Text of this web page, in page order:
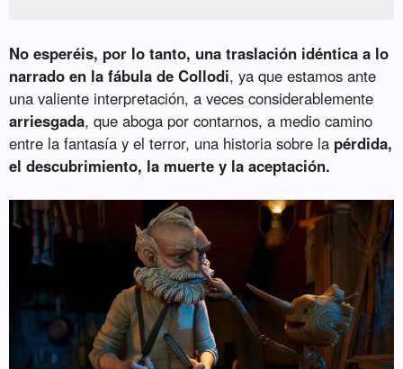
No esperéis, por lo tanto, una traslación idéntica a lo
narrado en la fábula de Collodi, ya que estamos ante
una valiente interpretación, a veces considerablemente
arriesgada, que aboga por contarnos, a medio camino
entre la fantasía y el terror, una historia sobre la pérdida,
el descubrimiento, la muerte y la aceptación.